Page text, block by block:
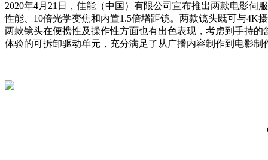
2020年4月21日，佳能（中国）有限公司宣布推出两款电影伺
性能、10倍光学变焦和内置1.5倍增距镜。两款镜头既可与4K
两款镜头在便携性及操作性方面也有出色表现，考虑到手持
体验的可拆卸驱动单元，充分满足了从广播内容制作到电影制